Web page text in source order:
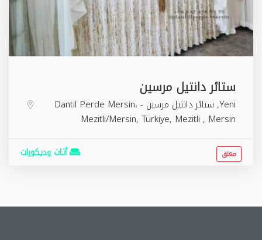
ستائر دانتيل مرسين
Yeni, ستائر دانتيل مرسين - Dantil Perde Mersin،
Mezitli/Mersin, Türkiye, Mezitli , Mersin
أثاث وديكورات مغلق